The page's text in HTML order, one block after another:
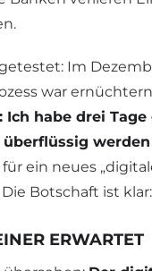
Im
war
Ich habe drei
ein neues
Botschaft ist
ERWARTET